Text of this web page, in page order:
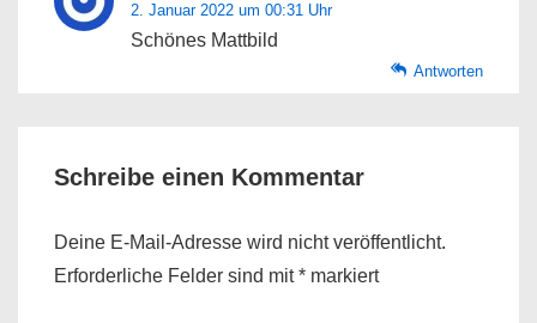
2. Januar 2022 um 00:31 Uhr
Schönes Mattbild
Antworten
Schreibe einen Kommentar
Deine E-Mail-Adresse wird nicht veröffentlicht.
Erforderliche Felder sind mit* markiert